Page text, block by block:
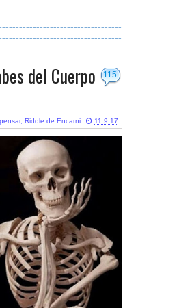
115
del Cuerpo
, Riddle de Encarni 11.9.17